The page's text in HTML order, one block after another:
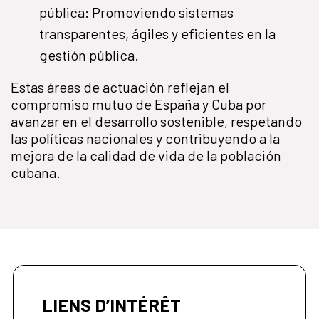
pública: Promoviendo sistemas
transparentes, ágiles y eficientes en la
gestión pública.
Estas áreas de actuación reflejan el
compromiso mutuo de España y Cuba por
avanzar en el desarrollo sostenible, respetando
las políticas nacionales y contribuyendo a la
mejora de la calidad de vida de la población
cubana.
LIENS D’INTÉRÊT